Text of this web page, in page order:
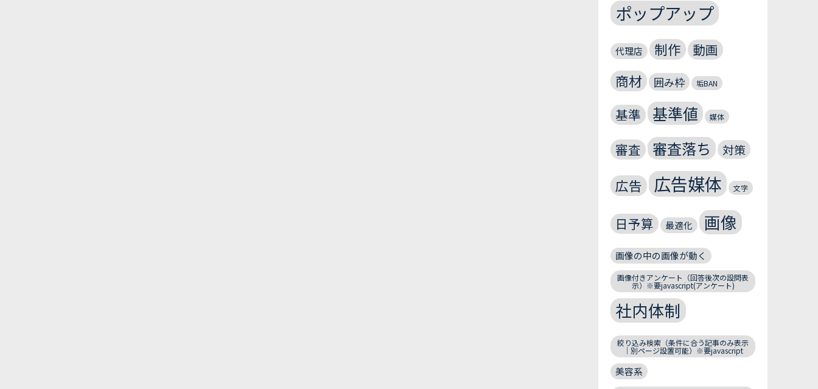
ポップアップ
代理店 制作 動画
商材 囲み枠 垢BAN
基準 基準値 媒体
審査 審査落ち 対策
広告 広告媒体 文字
日予算 最適化 画像
画像の中の画像が動く
画像付きアンケート（回答後次の設問表
示）※要javascript(アンケート)
社内体制
絞り込み検索（条件に合う記事のみ表示
｜別ページ設置可能）※要javascript
美容系